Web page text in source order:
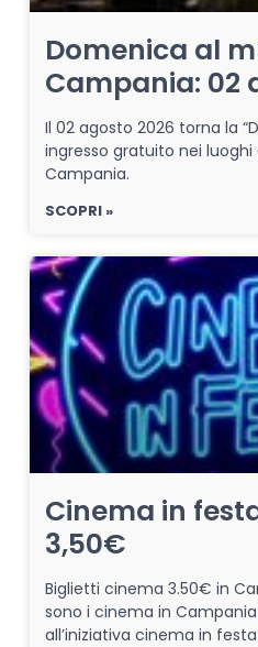
Domenica al
Campania: 02
Il 02 agosto 2026 torna la
ingresso gratuito nei
Campania.
SCOPRI »
Cinema in
3,50€
Biglietti cinema 3.50€ in
sono i cinema in
all’iniziativa cinema in